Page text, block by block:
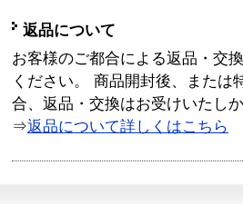
返品について
お客様のご都合による返品・交
ください。 商品開封後、または
合、返品・交換はお受けいたし
⇒返品について詳しくはこちら